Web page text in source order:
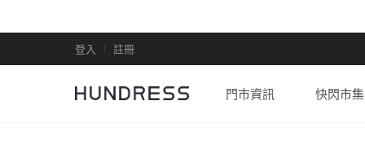
登入 註冊
門市資訊 快閃市集